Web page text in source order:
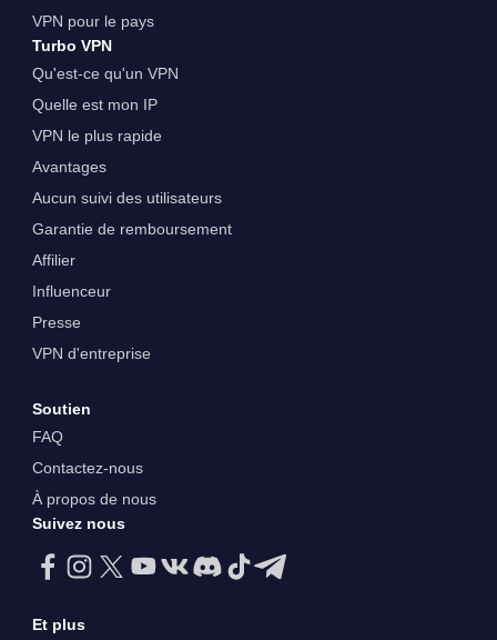
VPN pour le pays
Turbo VPN
Qu'est-ce qu'un VPN
Quelle est mon IP
VPN le plus rapide
Avantages
Aucun suivi des utilisateurs
Garantie de remboursement
Affilier
Influenceur
Presse
VPN d'entreprise
Soutien
FAQ
Contactez-nous
À propos de nous
Suivez nous
Et plus